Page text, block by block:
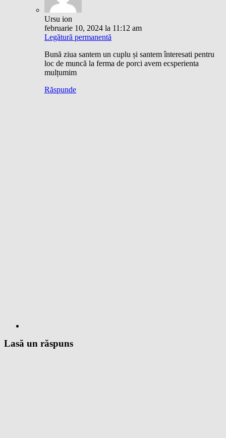
Ursu ion
februarie 10, 2024 la 11:12 am
Legătură permanentă
Bună ziua santem un cuplu și santem înteresati pentru
loc de muncă la ferma de porci avem ecsperienta
mulțumim
Răspunde
Lasă un răspuns